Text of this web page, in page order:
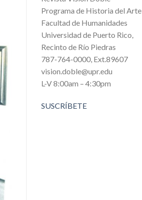
Programa de Historia del Arte
Facultad de Humanidades
Universidad de Puerto Rico,
Recinto de Río Piedras
787-764-0000, Ext.89607
vision.doble@upr.edu
L-V 8:00am – 4:30pm
SUSCRÍBETE